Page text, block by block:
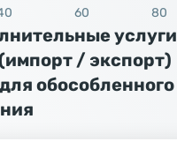
60 80
услуги
/ экспорт)
обособленного